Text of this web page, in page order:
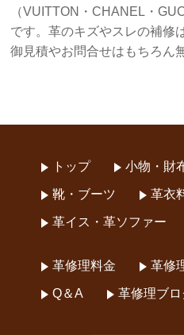
（VUITTON・CHANEL・
です。革のキズやスレの補修
御見積やお問合せはもちろん
トップ 小物・財
靴・ブーツ 革衣
革イス・革ソファー
革修理料金 革修
Q＆A 革修理ブロ